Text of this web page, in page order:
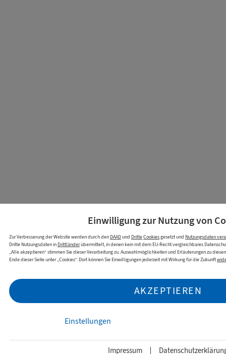
Einwilligung zur Nutzung von
Zur Verbesserung der Website werden durch den DAADund DritteCookiesgesetzt und Nutzungsdaten
Dritte Nutzungsdaten in Drittländerübermittelt, in denen kein mit dem EU-Recht vergleichbares
„Alle akzeptieren“ stimmen Sie dieser Verarbeitung zu. Auswahlmöglichkeiten und Erläuterungen zu
Ende dieser Seite unter „Cookies“. Dort können Sie Einwilligungen jederzeit mit Wirkung für die Zukunft
Einstellungen
AKZEPTIEREN
Impressum